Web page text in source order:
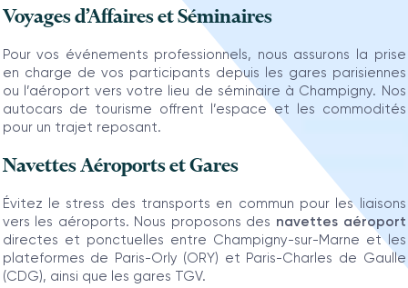
Voyages d’Affaires et Séminaires
Pour vos événements professionnels, nous assurons la prise
en charge de vos participants depuis les gares parisiennes
ou l’aéroport vers votre lieu de séminaire à Champigny. Nos
autocars de tourisme offrent l’espace et les commodités
pour un trajet reposant.
Navettes Aéroports et Gares
Évitez le stress des transports en commun pour les liaisons
vers les aéroports. Nous proposons des navettes aéroport
directes et ponctuelles entre Champigny-sur-Marne et les
plateformes de Paris-Orly (ORY) et Paris-Charles de Gaulle
(CDG), ainsi que les gares TGV.